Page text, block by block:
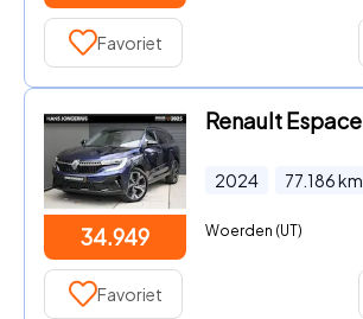
Favoriet
34.949
2024 77.186km
Woerden (UT)
Favoriet